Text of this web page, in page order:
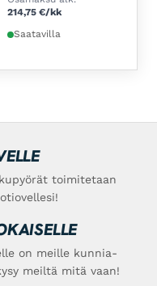
214,75 €/kk
Saatavilla
toimitetaan
on meille kunnia-
meiltä mitä vaan!